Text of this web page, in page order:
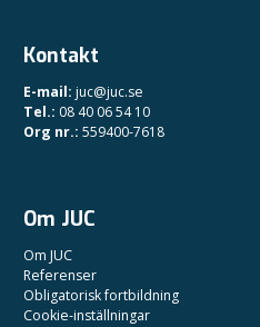
Kontakt
E-mail: juc@juc.se
Tel.: 08 40 06 54 10
Org nr.: 559400-7618
Om JUC
Om JUC
Referenser
Obligatorisk fortbildning
Cookie-inställningar